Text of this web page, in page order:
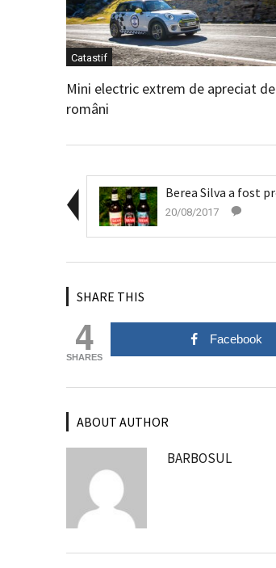
Catastif
Mini electric extrem de apreciat de
români
20/08/2017
SHARE THIS
4
SHARES
Facebook
ABOUT AUTHOR
BARBOSUL